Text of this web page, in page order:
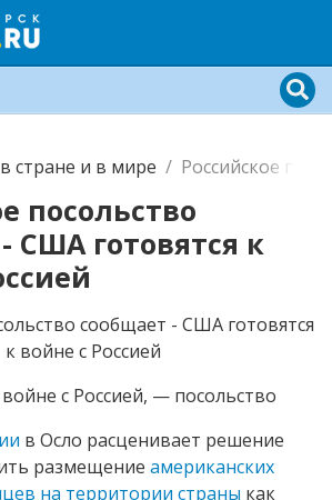
стране и в мире Российское
посольство
США готовятся к
с Россией, — посольство
в Осло расценивает решение
размещение американских
на территории страны как